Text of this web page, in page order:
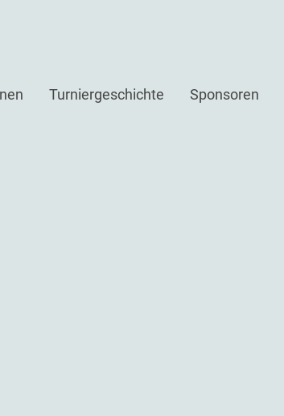
Turniergeschichte Sponsoren